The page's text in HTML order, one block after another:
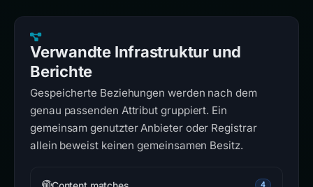
Verwandte Infrastruktur und
Berichte
Gespeicherte Beziehungen werden nach dem
genau passenden Attribut gruppiert. Ein
gemeinsam genutzter Anbieter oder Registrar
allein beweist keinen gemeinsamen Besitz.
4